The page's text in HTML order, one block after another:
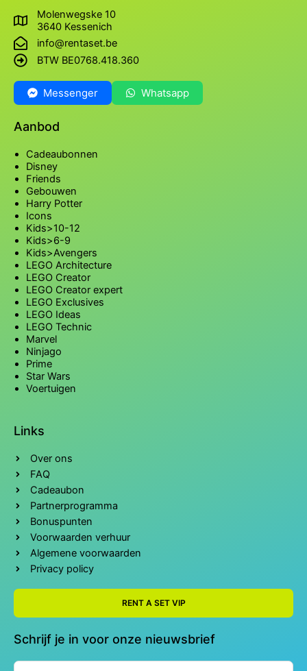
Molenwegske 10
3640 Kessenich
info@rentaset.be
BTW BE0768.418.360
Messenger Whatsapp
Aanbod
Cadeaubonnen
Disney
Friends
Gebouwen
Harry Potter
Icons
Kids>10-12
Kids>6-9
Kids>Avengers
LEGO Architecture
LEGO Creator
LEGO Creator expert
LEGO Exclusives
LEGO Ideas
LEGO Technic
Marvel
Ninjago
Prime
Star Wars
Voertuigen
Links
Over ons
FAQ
Cadeaubon
Partnerprogramma
Bonuspunten
Voorwaarden verhuur
Algemene voorwaarden
Privacy policy
RENT A SET VIP
Schrijf je in voor onze nieuwsbrief
Naam